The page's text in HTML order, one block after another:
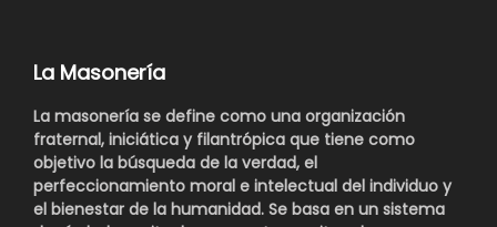
La Masonería
La masonería se define como una organización
fraternal, iniciática y filantrópica que tiene como
objetivo la búsqueda de la verdad, el
perfeccionamiento moral e intelectual del individuo y
el bienestar de la humanidad. Se basa en un sistema